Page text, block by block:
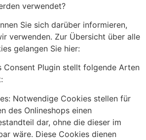
verwendet?
Sie sich darüber informieren,
verwenden. Zur Übersicht über alle
gelangen Sie hier:
Consent Plugin stellt folgende Arten
Notwendige Cookies stellen für
des Onlineshops einen
dar, ohne die dieser im
wäre. Diese Cookies dienen